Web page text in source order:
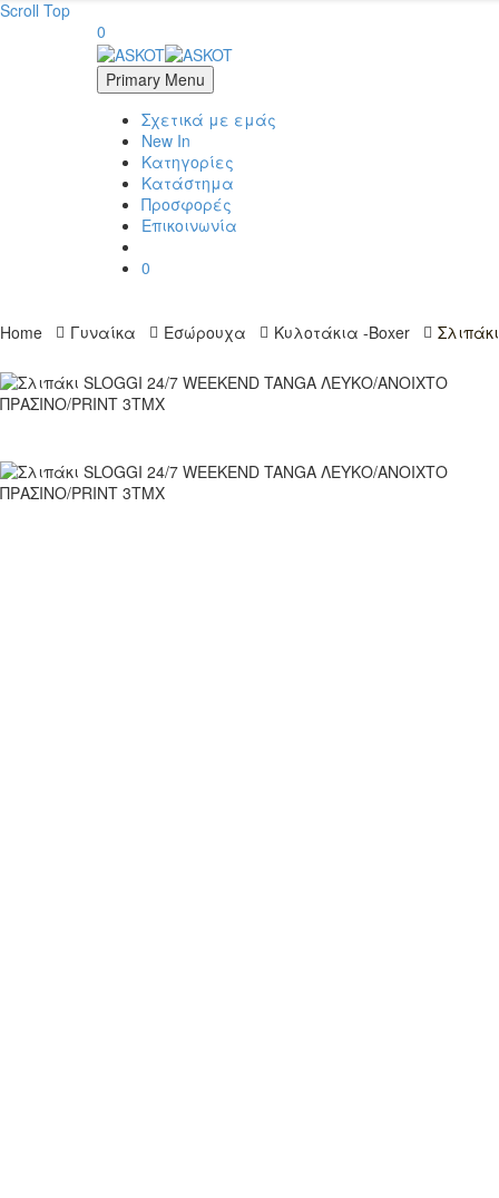
Scroll Top
0
Primary Menu
Σχετικά με εμάς
New In
Κατηγορίες
Κατάστημα
Προσφορές
Επικοινωνία
0
Home Γυναίκα Εσώρουχα Κυλοτάκια -Boxer